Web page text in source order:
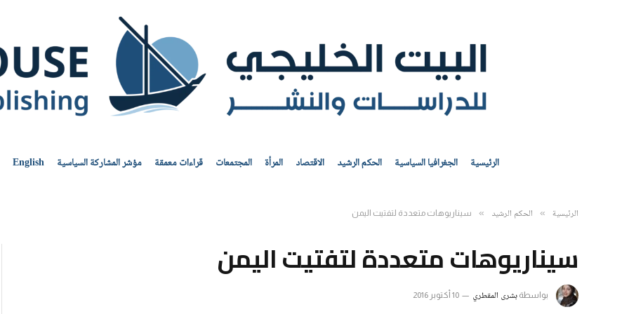
الرئيسية الجغرافيا السياسية الحكم الرشيد الاقتصاد المرأة المجتمعات قراءات معمقة مؤشر المشاركة السياسية English
الرئيسية » الحكم الرشيد » سيناريوهات متعددة لتفتيت اليمن
سيناريوهات متعددة لتفتيت اليمن
بواسطة بشرى المقطري 10 أكتوبر 2016